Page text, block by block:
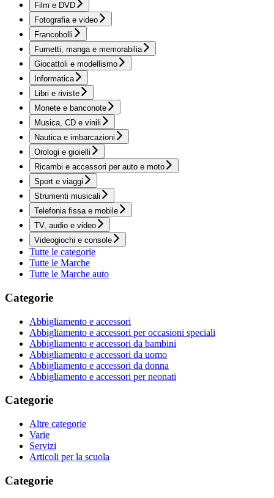
Film e DVD
Fotografia e video
Francobolli
Fumetti, manga e memorabilia
Giocattoli e modellismo
Informatica
Libri e riviste
Monete e banconote
Musica, CD e vinili
Nautica e imbarcazioni
Orologi e gioielli
Ricambi e accessori per auto e moto
Sport e viaggi
Strumenti musicali
Telefonia fissa e mobile
TV, audio e video
Videogiochi e console
Tutte le categorie
Tutte le Marche
Tutte le Marche auto
Categorie
Abbigliamento e accessori
Abbigliamento e accessori per occasioni speciali
Abbigliamento e accessori da bambini
Abbigliamento e accessori da uomo
Abbigliamento e accessori da donna
Abbigliamento e accessori per neonati
Categorie
Altre categorie
Varie
Servizi
Articoli per la scuola
Categorie